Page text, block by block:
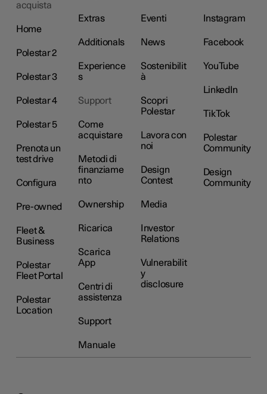
acquista
Home
Polestar 2
Polestar 3
Polestar 4
Polestar 5
Prenota un
test drive
Configura
Pre-owned
Fleet &
Business
Polestar
Fleet Portal
Polestar
Location
Extras
Additionals
Experience
s
Support
Come
acquistare
Metodi di
finanziame
nto
Ownership
Ricarica
Scarica
App
Centri di
assistenza
Support
Manuale
Eventi
News
Sostenibilit
à
Scopri
Polestar
Lavora con
noi
Design
Contest
Media
Investor
Relations
Vulnerabilit
y
disclosure
Instagram
Facebook
YouTube
LinkedIn
TikTok
Polestar
Community
Design
Community